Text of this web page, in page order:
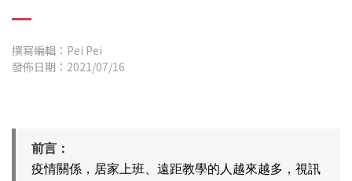
撰寫編輯：Pei Pei
發佈日期：2021/07/16
前言：
疫情關係，居家上班、遠距教學的人越來越多，視訊